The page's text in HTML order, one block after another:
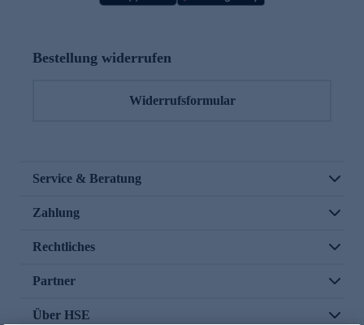
Bestellung widerrufen
Widerrufsformular
Service & Beratung
Zahlung
Rechtliches
Partner
Über HSE